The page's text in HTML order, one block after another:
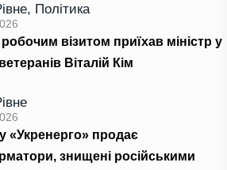
, Політика
візитом приїхав міністр у
Віталій Кім
«Укренерго» продає
знищені російськими